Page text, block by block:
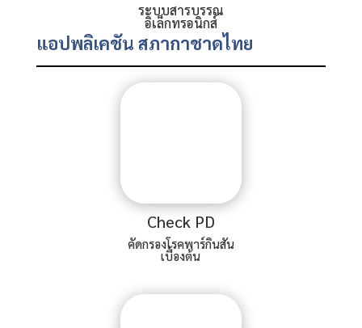
ระบบสารบรรณ
อิเล็กทรอนิกส์
แอปพลิเคชัน สภากาชาดไทย
Check PD
คัดกรองโรคพาร์กินสัน
เบื้องต้น